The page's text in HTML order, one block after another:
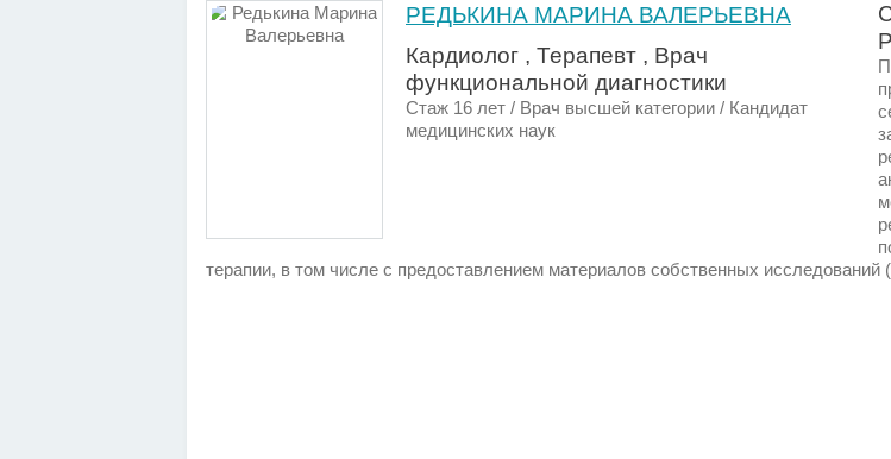
РЕДЬКИНА МАРИНА ВАЛЕРЬЕВНА
Кардиолог , Терапевт , Врач
функциональной диагностики
Стаж 16 лет / Врач высшей категории / Кандидат
медицинских наук
терапии, в том числе с предоставлением материалов собственных исследований